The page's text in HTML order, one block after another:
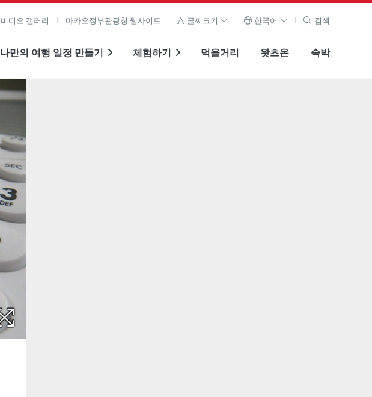
비디오 갤러리 마카오정부관광청 웹사이트 글씨크기 한국어 검색
나만의 여행 일정 만들기 체험하기 먹을거리 왓츠온 숙박